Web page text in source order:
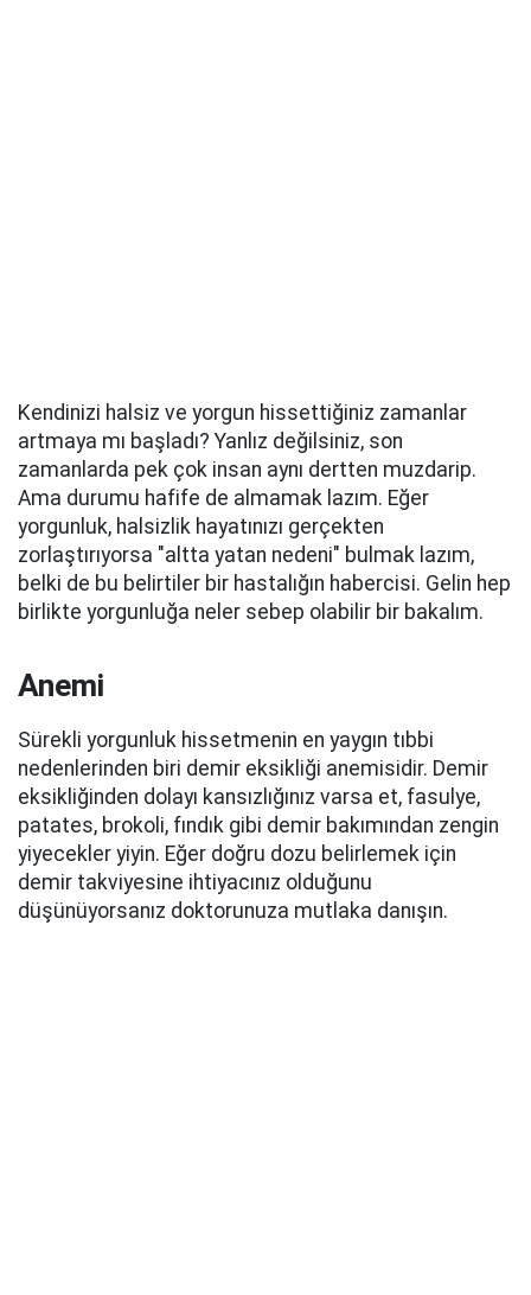
Kendinizi halsiz ve yorgun hissettiğiniz zamanlar
artmaya mı başladı? Yanlız değilsiniz, son
zamanlarda pek çok insan aynı dertten muzdarip.
Ama durumu hafife de almamak lazım. Eğer
yorgunluk, halsizlik hayatınızı gerçekten
zorlaştırıyorsa "altta yatan nedeni" bulmak lazım,
belki de bu belirtiler bir hastalığın habercisi. Gelin hep
birlikte yorgunluğa neler sebep olabilir bir bakalım.
Anemi
Sürekli yorgunluk hissetmenin en yaygın tıbbi
nedenlerinden biri demir eksikliği anemisidir. Demir
eksikliğinden dolayı kansızlığınız varsa et, fasulye,
patates, brokoli, fındık gibi demir bakımından zengin
yiyecekler yiyin. Eğer doğru dozu belirlemek için
demir takviyesine ihtiyacınız olduğunu
düşünüyorsanız doktorunuza mutlaka danışın.